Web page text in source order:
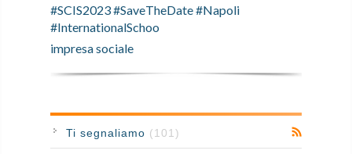
#SCIS2023 #SaveTheDate #Napoli
#InternationalSchoo
impresa sociale
Ti segnaliamo (101)